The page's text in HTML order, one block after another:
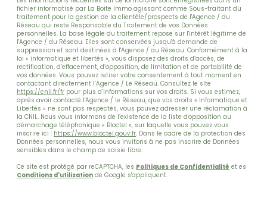
fichier informatisé par La Boite Immo agissant comme Sous-traitant du
traitement pour la gestion de la clientèle/prospects de l'Agence / du
Réseau qui reste Responsable du Traitement de vos Données
personnelles. La base légale du traitement repose sur l'intérêt légitime de
l'Agence / du Réseau. Elles sont conservées jusqu'à demande de
suppression et sont destinées à l'Agence / au Réseau. Conformément à la
loi « informatique et libertés », vous disposez des droits d’accès, de
rectification, d’effacement, d’opposition, de limitation et de portabilité de
vos données. Vous pouvez retirer votre consentement à tout moment en
contactant directement l’Agence / Le Réseau. Consultez le site
https://cnil.fr/fr pour plus d’informations sur vos droits. Si vous estimez,
après avoir contacté l'Agence / le Réseau, que vos droits « Informatique et
Libertés » ne sont pas respectés, vous pouvez adresser une réclamation à
la CNIL. Nous vous informons de l’existence de la liste d'opposition au
démarchage téléphonique « Bloctel », sur laquelle vous pouvez vous
inscrire ici : https://www.bloctel.gouv.fr . Dans le cadre de la protection des
Données personnelles, nous vous invitons à ne pas inscrire de Données
sensibles dans le champ de saisie libre.
Ce site est protégé par reCAPTCHA, les Politiques de Confidentialité et es
Conditions d'utilisation de Google s'appliquent.